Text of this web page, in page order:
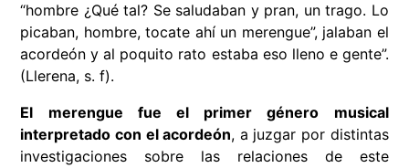
“hombre ¿Qué tal? Se saludaban y pran, un trago. Lo
picaban, hombre, tocate ahí un merengue”, jalaban el
acordeón y al poquito rato estaba eso lleno e gente”.
(Llerena, s. f).
El merengue fue el primer género musical
interpretado con el acordeón, a juzgar por distintas
investigaciones sobre las relaciones de este